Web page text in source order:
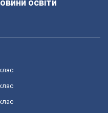
освіти